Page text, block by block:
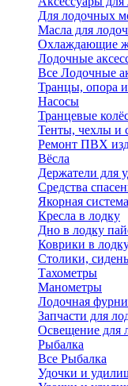
Для лодочных
Масла для
Охлаждающие
Лодочные
Все Лодочные
Транцы, опора
Насосы
Транцевые
Тенты, чехлы и
Ремонт ПВХ
Вёсла
Держатели для
Средства
Якорная система
Кресла в лодку
Дно в лодку
Коврики в
Столики,
Тахометры
Манометры
Лодочная
Запчасти для
Освещение для
Рыбалка
Все Рыбалка
Удочки и